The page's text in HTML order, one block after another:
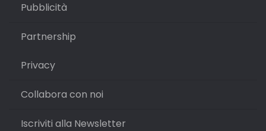
Pubblicità
Partnership
Privacy
Collabora con noi
Iscriviti alla Newsletter